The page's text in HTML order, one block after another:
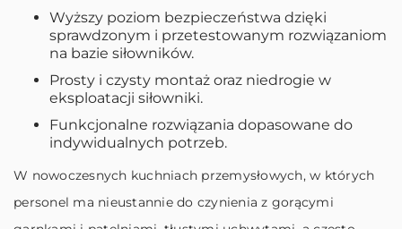
Wyższy poziom bezpieczeństwa dzięki
sprawdzonym i przetestowanym rozwiązaniom
na bazie siłowników.
Prosty i czysty montaż oraz niedrogie w
eksploatacji siłowniki.
Funkcjonalne rozwiązania dopasowane do
indywidualnych potrzeb.
W nowoczesnych kuchniach przemysłowych, w których
personel ma nieustannie do czynienia z gorącymi